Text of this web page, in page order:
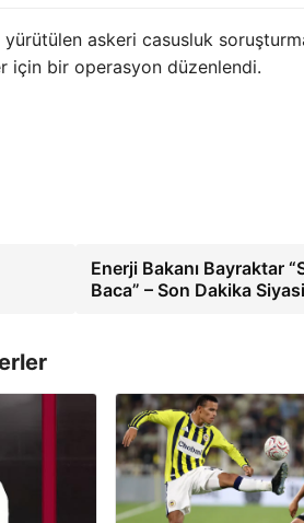
yürütülen askeri casusluk
için bir operasyon düzenlendi.
Enerji Bakanı Bayraktar
Baca” – Son Dakika